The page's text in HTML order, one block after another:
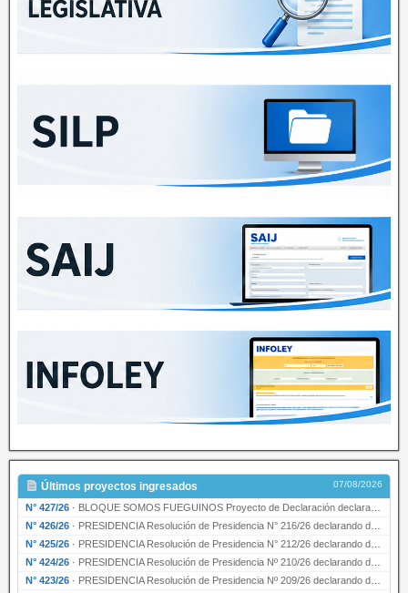
Últimos proyectos ingresados 07/08/2026
N° 427/26 · BLOQUE SOMOS FUEGUINOS Proyecto de Declaración declarando de interés provincial PRESIDENCI…
N° 426/26 · PRESIDENCIA Resolución de Presidencia N° 216/26 declarando de interés provincial la labor …
N° 425/26 · PRESIDENCIA Resolución de Presidencia N° 212/26 declarando de interés provincial el “50° A…
N° 424/26 · PRESIDENCIA Resolución de Presidencia Nº 210/26 declarando de interés provincial el proyec…
N° 423/26 · PRESIDENCIA Resolución de Presidencia Nº 209/26 declarando de interés provincial la presen…